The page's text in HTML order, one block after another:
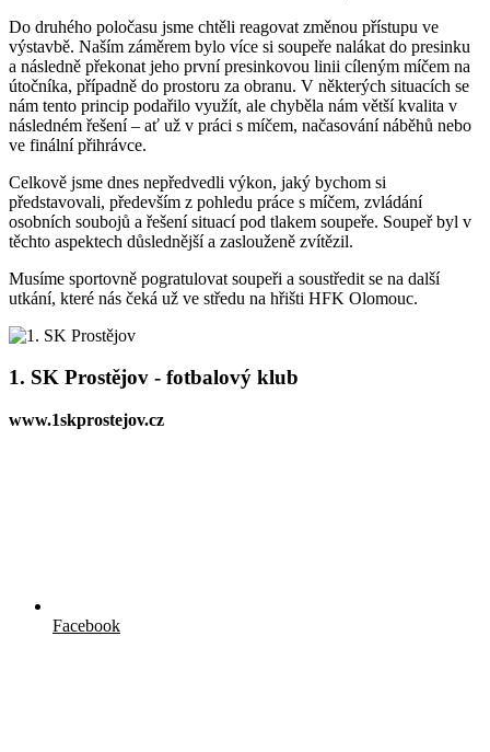
Do druhého poločasu jsme chtěli reagovat změnou přístupu ve
výstavbě. Naším záměrem bylo více si soupeře nalákat do presinku
a následně překonat jeho první presinkovou linii cíleným míčem na
útočníka, případně do prostoru za obranu. V některých situacích se
nám tento princip podařilo využít, ale chyběla nám větší kvalita v
následném řešení – ať už v práci s míčem, načasování náběhů nebo
ve finální přihrávce.
Celkově jsme dnes nepředvedli výkon, jaký bychom si
představovali, především z pohledu práce s míčem, zvládání
osobních soubojů a řešení situací pod tlakem soupeře. Soupeř byl v
těchto aspektech důslednější a zaslouženě zvítězil.
Musíme sportovně pogratulovat soupeři a soustředit se na další
utkání, které nás čeká už ve středu na hřišti HFK Olomouc.
1. SK Prostějov - fotbalový klub
www.1skprostejov.cz
Facebook